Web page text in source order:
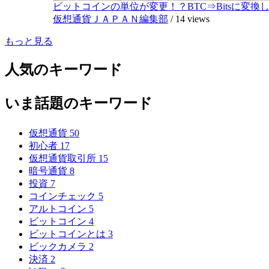
ビットコインの単位が変更！？BTC⇒Bitsに変換し
仮想通貨ＪＡＰＡＮ編集部 / 14 views
もっと見る
人気のキーワード
いま話題のキーワード
仮想通貨 50
初心者 17
仮想通貨取引所 15
暗号通貨 8
投資 7
コインチェック 5
アルトコイン 5
ビットコイン 4
ビットコインとは 3
ビックカメラ 2
決済 2